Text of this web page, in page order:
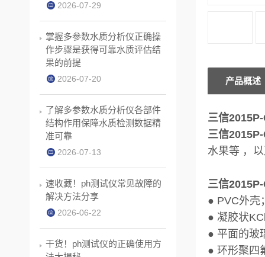
产品概述
三信
三信
水果等 ，
三信
● PVC外壳
● 凝胶状
● 平面的玻
● 环形聚四
2026-07-29
掌握多参数水质分析仪正确操
作步骤是获得可靠水质评估结
果的前提
2026-07-20
了解多参数水质分析仪各部件
结构作用保障水质检测数据精
准可靠
2026-07-13
速收藏！ph测试仪常见故障的
解决方法分享
2026-06-22
干货！ph测试仪的正确使用方